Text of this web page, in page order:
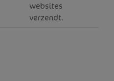
websites
verzendt.